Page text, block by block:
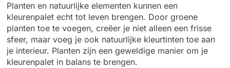
Planten en natuurlijke elementen kunnen een
kleurenpalet echt tot leven brengen. Door groene
planten toe te voegen, creëer je niet alleen een frisse
sfeer, maar voeg je ook natuurlijke kleurtinten toe aan
je interieur. Planten zijn een geweldige manier om je
kleurenpalet in balans te brengen.